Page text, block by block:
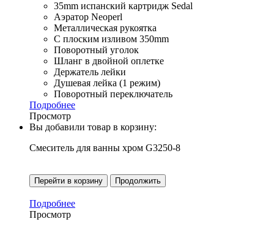
35mm испанский картридж Sedal
Аэратор Neoperl
Металлическая рукоятка
С плоским изливом 350mm
Поворотный уголок
Шланг в двойной оплетке
Держатель лейки
Душевая лейка (1 режим)
Поворотный переключатель
Подробнее
Просмотр
Вы добавили товар в корзину:
Смеситель для ванны хром G3250-8
Перейти в корзину Продолжить
Подробнее
Просмотр